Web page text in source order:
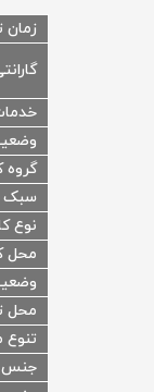
زمان
گروه
سبک
نوع
محل
محل
جنس